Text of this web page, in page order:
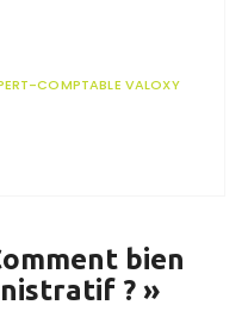
COMPTABLE VALOXY
bien
? »